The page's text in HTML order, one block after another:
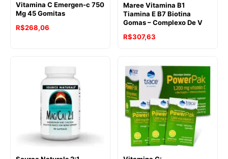
Vitamina C Emergen-c 750
Mg 45 Gomitas
R$268,06
Maree Vitamina B1
Tiamina E B7 Biotina
Gomas – Complexo De V
R$307,63